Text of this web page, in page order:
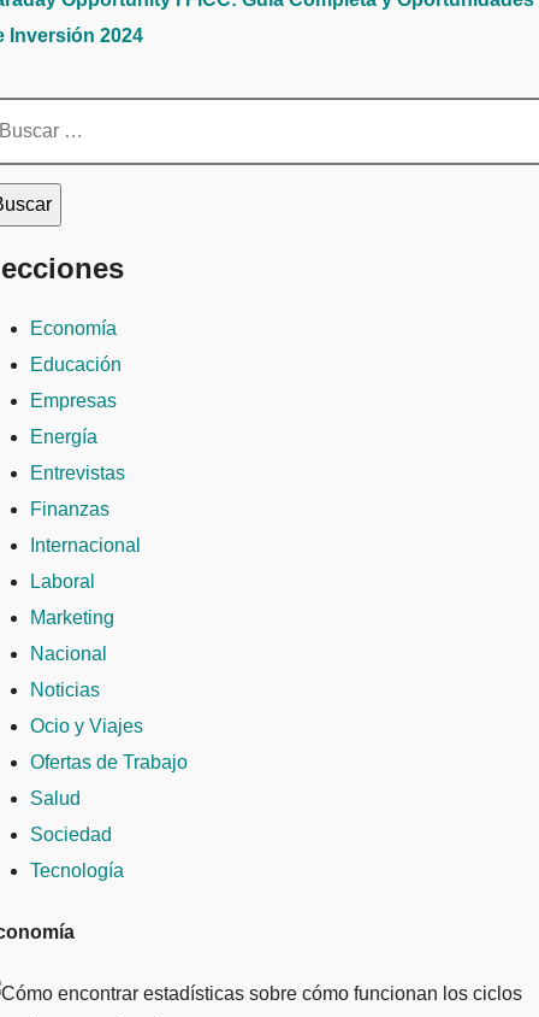
Inversión 2024
Economía
Educación
Empresas
Energía
Entrevistas
Finanzas
Internacional
Laboral
Marketing
Nacional
Noticias
Ocio y Viajes
Ofertas de Trabajo
Salud
Sociedad
Tecnología